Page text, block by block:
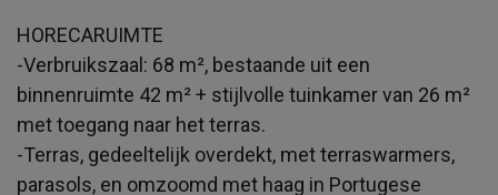
HORECARUIMTE
-Verbruikszaal: 68 m², bestaande uit een
binnenruimte 42 m² + stijlvolle tuinkamer van 26 m²
met toegang naar het terras.
-Terras, gedeeltelijk overdekt, met terraswarmers,
parasols, en omzoomd met haag in Portugese